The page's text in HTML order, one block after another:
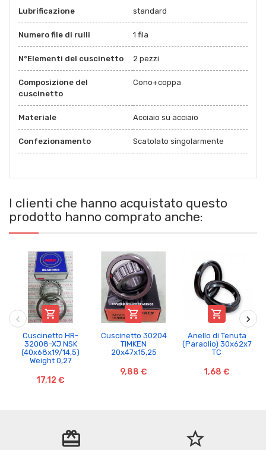
Lubrificazione standard
Numero file di rulli 1 fila
N°Elementi del cuscinetto 2 pezzi
Composizione del
cuscinetto
Cono+coppa
Materiale Acciaio su acciaio
Confezionamento Scatolato singolarmente
I clienti che hanno acquistato questo
prodotto hanno comprato anche:

Cuscinetto HR-
32008-XJ NSK
(40x68x19/14,5)
Weight 0,27
17,12 €

Cuscinetto 30204
TIMKEN
20x47x15,25
9,88 €

Anello di Tenuta
(Paraolio) 30x62x7
TC
1,68 €
redeem star_border